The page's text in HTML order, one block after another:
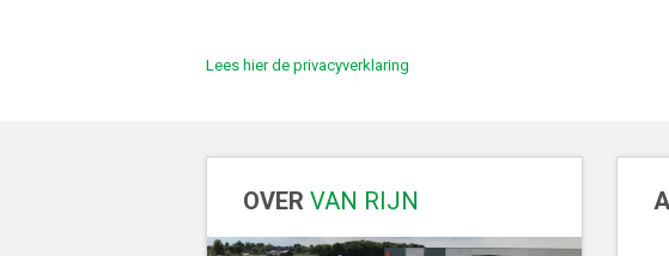
Lees hier de privacyverklaring
OVER VAN RIJN